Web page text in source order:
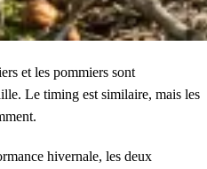
et les pommiers sont
Le timing est similaire, mais les
hivernale, les deux